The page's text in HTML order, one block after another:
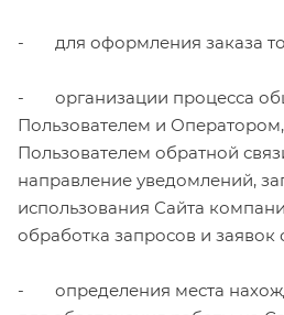
- для оформления заказа
- организации процесса
Пользователем и
Пользователем обратной
направление уведомлений,
использования Сайта
обработка запросов и заявок
- определения места